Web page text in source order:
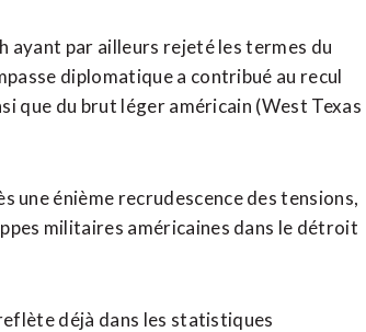
ayant par ailleurs rejeté les termes du
diplomatique ​a contribué au recul
que du brut léger américain (West Texas
une énième recrudescence des tensions,
militaires américaines dans le détroit
déjà dans les statistiques